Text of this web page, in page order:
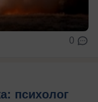
0
психолог